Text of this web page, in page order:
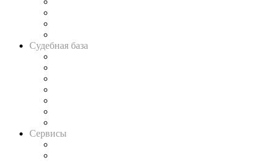
Судебная база
Сервисы